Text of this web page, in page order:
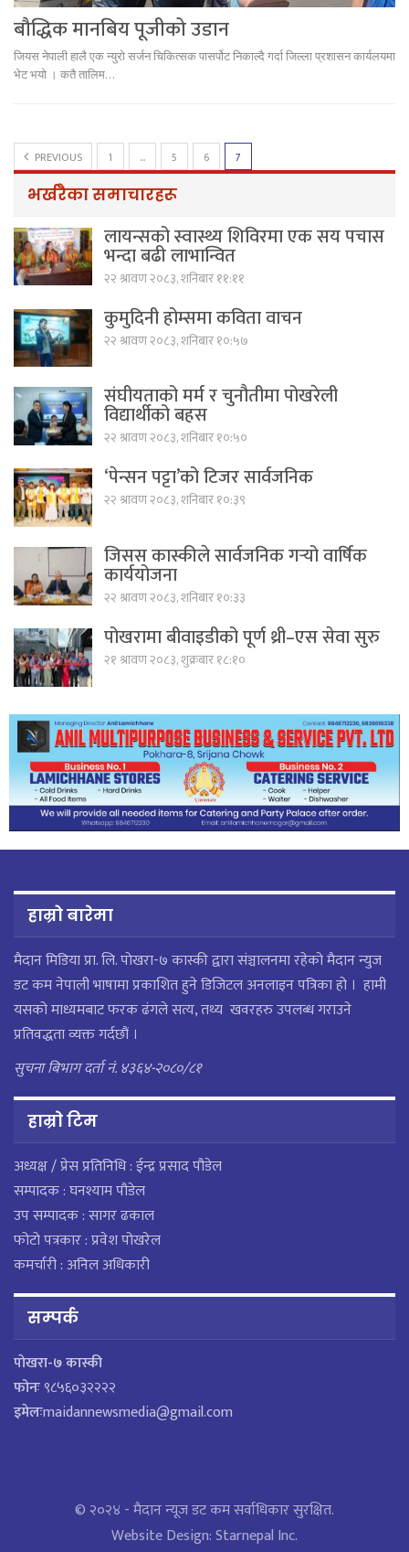
बौद्धिक मानबिय पूजीको उडान
जियस नेपाली हालै एक न्युरो सर्जन चिकित्सक पासर्पोट निकाल्दै गर्दा जिल्ला प्रशासन कार्यलयमा
भेट भयो । कतै तालिम…
PREVIOUS 1 … 5 6 7
भर्खरैका समाचारहरू
लायन्सको स्वास्थ्य शिविरमा एक सय पचास
भन्दा बढी लाभान्वित
२२ श्रावण २०८३, शनिबार ११:११
कुमुदिनी होम्समा कविता वाचन
२२ श्रावण २०८३, शनिबार १०:५७
संघीयताको मर्म र चुनौतीमा पोखरेली
विद्यार्थीको बहस
२२ श्रावण २०८३, शनिबार १०:५०
‘पेन्सन पट्टा’को टिजर सार्वजनिक
२२ श्रावण २०८३, शनिबार १०:३९
जिसस कास्कीले सार्वजनिक गर्‍यो वार्षिक
कार्ययोजना
२२ श्रावण २०८३, शनिबार १०:३३
पोखरामा बीवाइडीको पूर्ण थ्री–एस सेवा सुरु
२१ श्रावण २०८३, शुक्रबार १८:१०
हाम्रो बारेमा
मैदान मिडिया प्रा. लि. पाेखरा-७ कास्की द्वारा संञ्चालनमा रहेको मैदान न्युज
डट कम नेपाली भाषामा प्रकाशित हुने डिजिटल अनलाइन पत्रिका हो । हामी
यसको माध्यमबाट फरक ढंगले सत्य, तथ्य खवरहरु उपलब्ध गराउने
प्रतिवद्धता व्यक्त गर्दछौं ।
सुचना बिभाग दर्ता नं. ४३६४-२०८०/८१
हाम्राे टिम
अध्यक्ष / प्रेस प्रतिनिधि : ईन्द्र प्रसाद पौडेल
सम्पादक : घनश्याम पौडेल
उप सम्पादक : सागर ढकाल
फोटो पत्रकार : प्रवेश पोखरेल
कमर्चारी : अनिल अधिकारी
सम्पर्क
पाेखरा-७ कास्की
फोनः९८५६०३२२२२
इमेलःmaidannewsmedia@gmail.com
© २०२४ - मैदान न्यूज डट कम सर्वाधिकार सुरक्षित.
Website Design:Starnepal Inc.